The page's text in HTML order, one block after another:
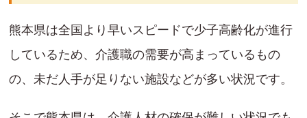
熊本県は全国より早いスピードで少子高齢化が進行
しているため、介護職の需要が高まっているもの
の、未だ人手が足りない施設などが多い状況です。